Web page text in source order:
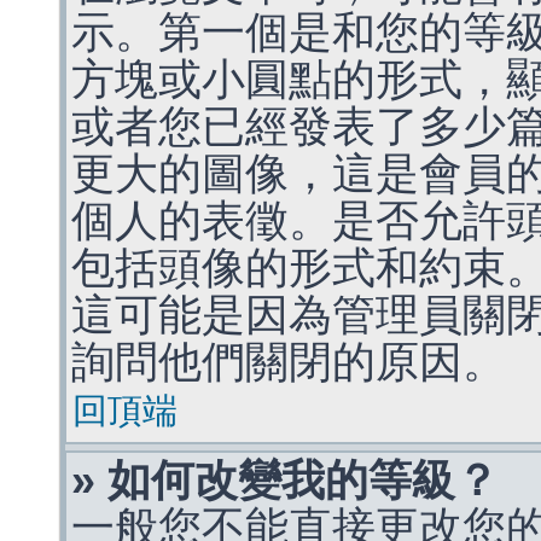
示。第一個是和您的等
方塊或小圓點的形式，
或者您已經發表了多少
更大的圖像，這是會員
個人的表徵。是否允許
包括頭像的形式和約束
這可能是因為管理員關
詢問他們關閉的原因。
回頂端
» 如何改變我的等級？
一般您不能直接更改您